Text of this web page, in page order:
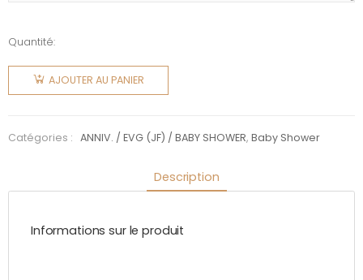
Quantité:
quantité
guirlande
Shower
AJOUTER AU PANIER
Catégories : ANNIV. / EVG (JF) / BABY SHOWER,Baby Shower
Description
Informations sur le produit